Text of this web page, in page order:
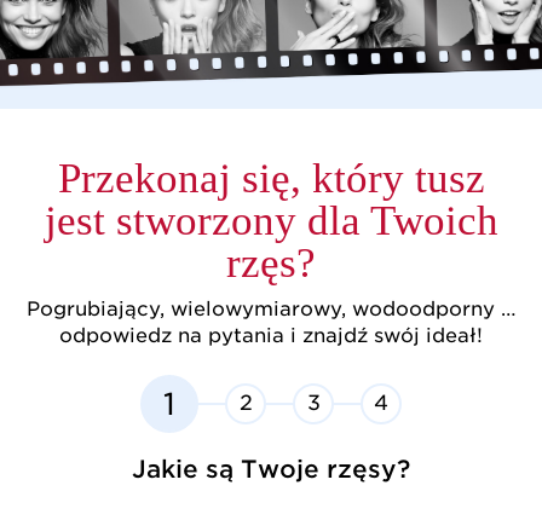
Przekonaj się, który tusz
jest stworzony dla Twoich
rzęs?
Pogrubiający, wielowymiarowy, wodoodporny …
odpowiedz na pytania i znajdź swój ideał!
1 2 3 4
Jakie są Twoje rzęsy?